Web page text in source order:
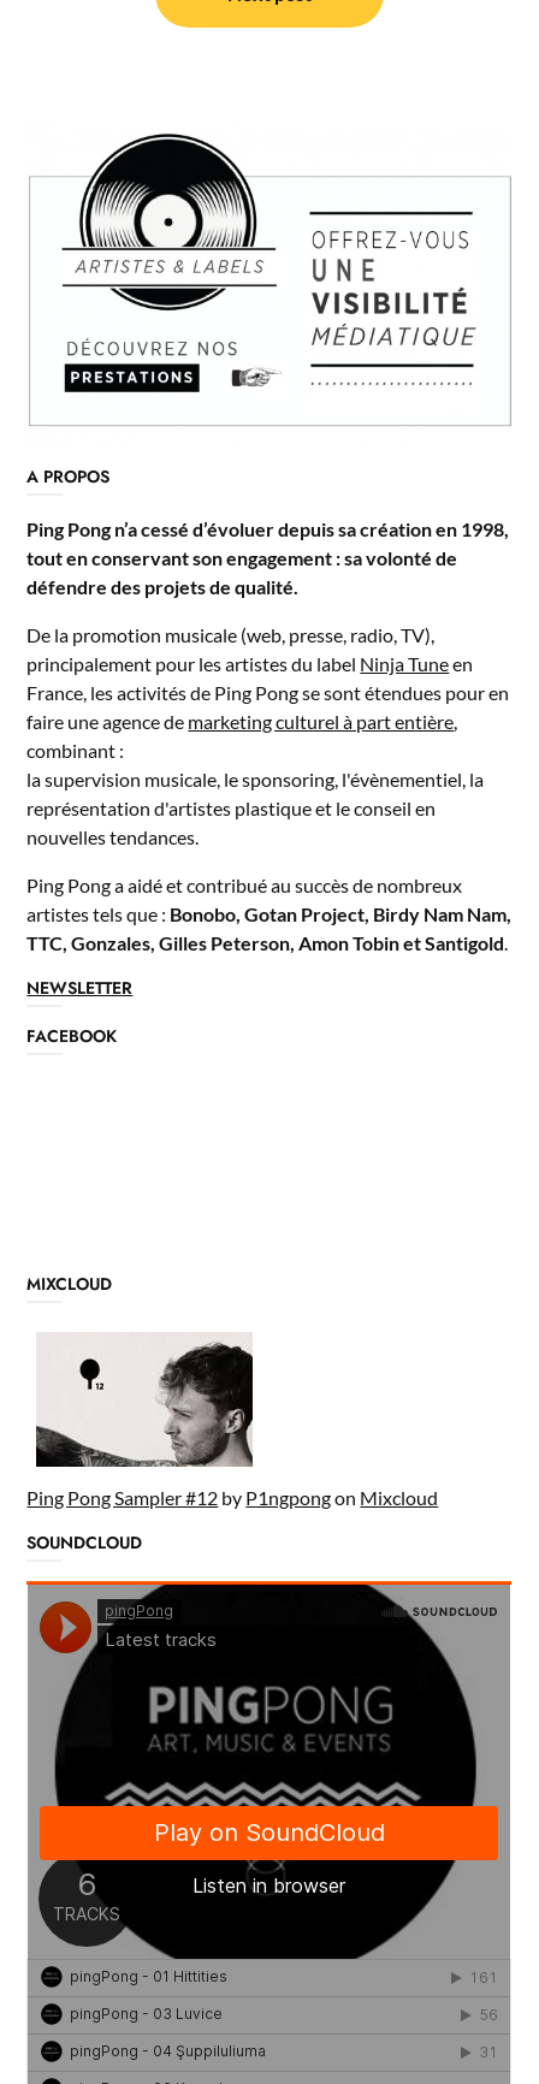
A PROPOS
Ping Pong n’a cessé d’évoluer depuis sa création en 1998,
tout en conservant son engagement : sa volonté de
défendre des projets de qualité.
De la promotion musicale (web, presse, radio, TV),
principalement pour les artistes du label Ninja Tuneen
France, les activités de Ping Pong se sont étendues pour en
faire une agence de marketing culturel à part entière
combinant :
la supervision musicale, le sponsoring, l'évènementiel, la
représentation d'artistes plastique et le conseil en
nouvelles tendances.
Ping Pong a aidé et contribué au succès de nombreux
artistes tels que : Bonobo, Gotan Project, Birdy Nam Nam,
TTC, Gonzales, Gilles Peterson, Amon Tobin et Santigold
NEWSLETTER
FACEBOOK
MIXCLOUD
Ping Pong Sampler #12 by P1ngpongon Mixcloud
SOUNDCLOUD